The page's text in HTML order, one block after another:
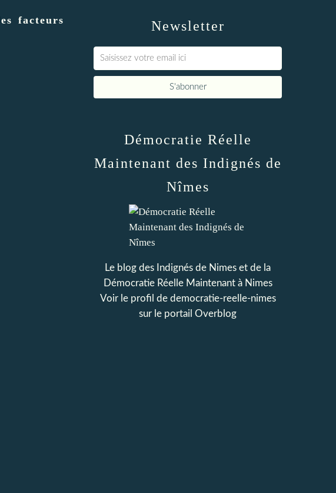
facteurs
Newsletter
Démocratie Réelle
Maintenant des Indignés de
Nîmes
Le blog des Indignés de Nimes et de la
Démocratie Réelle Maintenant à Nimes
Voir le profil de democratie-reelle-nimes
sur le portail Overblog